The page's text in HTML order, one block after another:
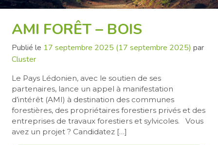
AMI FORÊT – BOIS
Publié le 17 septembre 2025 (17 septembre 2025) par
Cluster
Le Pays Lédonien, avec le soutien de ses
partenaires, lance un appel à manifestation
d’intérêt (AMI) à destination des communes
forestières, des propriétaires forestiers privés et des
entreprises de travaux forestiers et sylvicoles. Vous
avez un projet ? Candidatez […]